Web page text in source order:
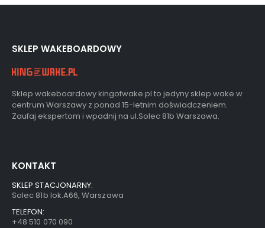
SKLEP WAKEBOARDOWY
Sklep wakeboardowy kingofwake.pl to jedyny sklep wake w
centrum Warszawy z ponad 15-letnim doświadczeniem.
Zaufaj ekspertom i wpadnij na ul.Solec 81b Warszawa.
KONTAKT
SKLEP STACJONARNY:
Solec 81b lok.A66, Warszawa
TELEFON:
+48 510 070 090